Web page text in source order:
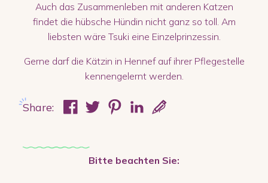
Auch das Zusammenleben mit anderen Katzen
findet die hübsche Hündin nicht ganz so toll. Am
liebsten wäre Tsuki eine Einzelprinzessin.
Gerne darf die Kätzin in Hennef auf ihrer Pflegestelle
kennengelernt werden.
Share:
Bitte beachten Sie: